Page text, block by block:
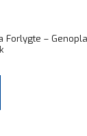
Forlygte –